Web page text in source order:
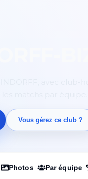
Vous gérez ce club ?
Photos Par équipe